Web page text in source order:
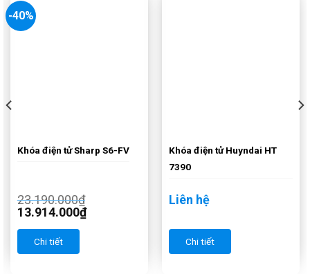
-40%
Khóa điện tử Sharp S6-FV
23.190.000₫
13.914.000₫
Chi tiết
Khóa điện tử Huyndai HT
7390
Liên hệ
Chi tiết